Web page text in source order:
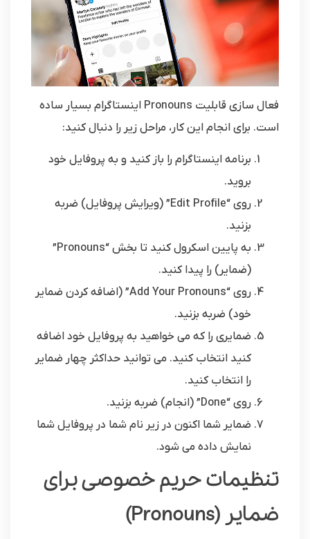
فعال سازی قابلیت Pronouns اینستاگرام بسیار ساده
است. برای انجام این کار، مراحل زیر را دنبال کنید:
برنامه اینستاگرام را باز کنید و به پروفایل خود
بروید.
روی “Edit Profile” (ویرایش پروفایل) ضربه
بزنید.
به پایین اسکرول کنید تا بخش “Pronouns”
(ضمایر) را پیدا کنید.
روی “Add Your Pronouns” (اضافه کردن ضمایر
خود) ضربه بزنید.
ضمایری را که می خواهید به پروفایل خود اضافه
کنید انتخاب کنید. می توانید حداکثر چهار ضمایر
را انتخاب کنید.
روی “Done” (انجام) ضربه بزنید.
ضمایر شما اکنون در زیر نام شما در پروفایل شما
نمایش داده می شود.
تنظیمات حریم خصوصی برای
ضمایر (Pronouns)